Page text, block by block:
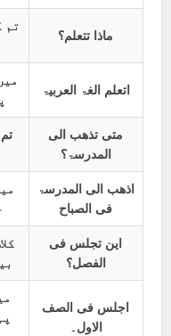
تم
ماذا تتعلم؟
اتعلم الغۃ العربیۃ
متی تذھب الی
المدرسۃ؟
اذھب الی المدرسۃ
فی الصباح
این تجلس فی
الفصل؟
اجلس فی الصف
الاول۔